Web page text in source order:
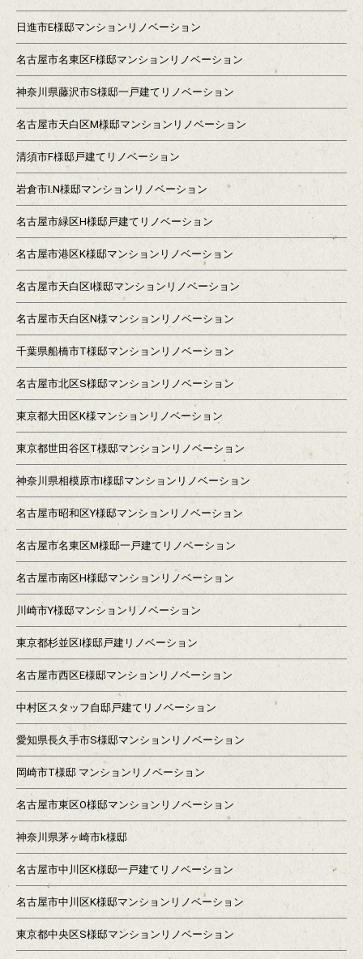
日進市E様邸マンションリノベーション
名古屋市名東区F様邸マンションリノベーション
神奈川県藤沢市S様邸一戸建てリノベーション
名古屋市天白区M様邸マンションリノベーション
清須市F様邸戸建てリノベーション
岩倉市I.N様邸マンションリノベーション
名古屋市緑区H様邸戸建てリノベーション
名古屋市港区K様邸マンションリノベーション
名古屋市天白区I様邸マンションリノベーション
名古屋市天白区N様マンションリノベーション
千葉県船橋市T様邸マンションリノベーション
名古屋市北区S様邸マンションリノベーション
東京都大田区K様マンションリノベーション
東京都世田谷区T様邸マンションリノベーション
神奈川県相模原市I様邸マンションリノベーション
名古屋市昭和区Y様邸マンションリノベーション
名古屋市名東区M様邸一戸建てリノベーション
名古屋市南区H様邸マンションリノベーション
川崎市Y様邸マンションリノベーション
東京都杉並区I様邸戸建リノベーション
名古屋市西区E様邸マンションリノベーション
中村区スタッフ自邸戸建てリノベーション
愛知県長久手市S様邸マンションリノベーション
岡崎市T様邸 マンションリノベーション
名古屋市東区O様邸マンションリノベーション
神奈川県茅ヶ崎市k様邸
名古屋市中川区K様邸一戸建てリノベーション
名古屋市中川区K様邸マンションリノベーション
東京都中央区S様邸マンションリノベーション